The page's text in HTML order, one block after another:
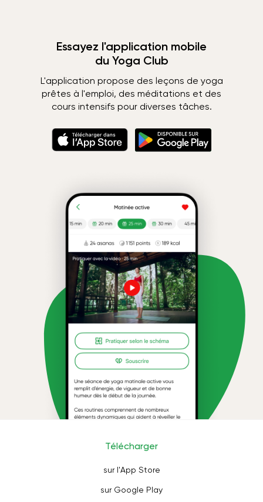
Essayez l'application mobile
du Yoga Club
L'application propose des leçons de yoga
prêtes à l'emploi, des méditations et des
cours intensifs pour diverses tâches.
Télécharger
sur l'App Store
sur Google Play